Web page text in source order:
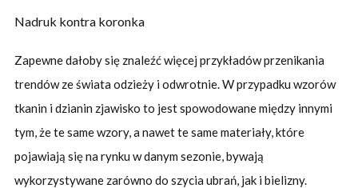
Nadruk kontra koronka
Zapewne dałoby się znaleźć więcej przykładów przenikania
trendów ze świata odzieży i odwrotnie. W przypadku wzorów
tkanin i dzianin zjawisko to jest spowodowane między innymi
tym, że te same wzory, a nawet te same materiały, które
pojawiają się na rynku w danym sezonie, bywają
wykorzystywane zarówno do szycia ubrań, jak i bielizny.